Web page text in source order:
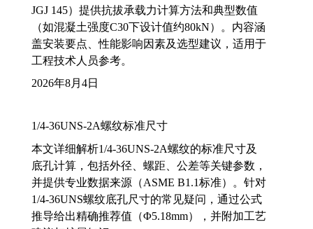
JGJ 145）提供抗拔承载力计算方法和典型数值
（如混凝土强度C30下设计值约80kN）。内容涵
盖安装要点、性能影响因素及选型建议，适用于
工程技术人员参考。
2026年8月4日
1/4-36UNS-2A螺纹标准尺寸
本文详细解析1/4-36UNS-2A螺纹的标准尺寸及
底孔计算，包括外径、螺距、公差等关键参数，
并提供专业数据来源（ASME B1.1标准）。针对
1/4-36UNS螺纹底孔尺寸的常见疑问，通过公式
推导给出精确推荐值（Φ5.18mm），并附加工艺